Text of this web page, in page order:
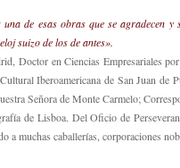
de esas obras que se agradecen y
suizo de los de antes».
Doctor en Ciencias Empresariales
Iberoamericana de San Juan de
Señora de Monte Carmelo;
de Lisboa. Del Oficio de
muchas caballerías, corporaciones